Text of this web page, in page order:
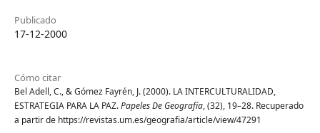
Publicado
17-12-2000
Cómo citar
Bel Adell, C., & Gómez Fayrén, J. (2000). LA INTERCULTURALIDAD,
ESTRATEGIA PARA LA PAZ.Papeles De Geografía, (32), 19–28. Recuperado
a partir de https://revistas.um.es/geografia/article/view/47291